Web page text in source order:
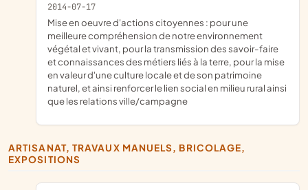
2014-07-17
mise en oeuvre d'actions citoyennes : pour une
meilleure compréhension de notre environnement
végétal et vivant, pour la transmission des savoir-faire
et connaissances des métiers liés à la terre, pour la mise
en valeur d'une culture locale et de son patrimoine
naturel, et ainsi renforcer le lien social en milieu rural ainsi
que les relations ville/campagne
ARTISANAT, TRAVAUX MANUELS, BRICOLAGE,
EXPOSITIONS